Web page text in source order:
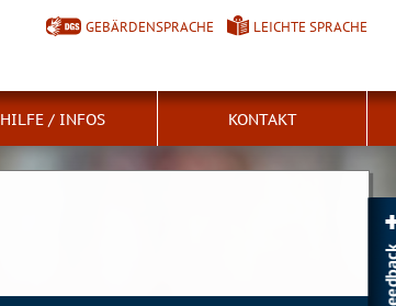
GEBÄRDENSPRACHE LEICHTE SPRACHE
HILFE / INFOS KONTAKT